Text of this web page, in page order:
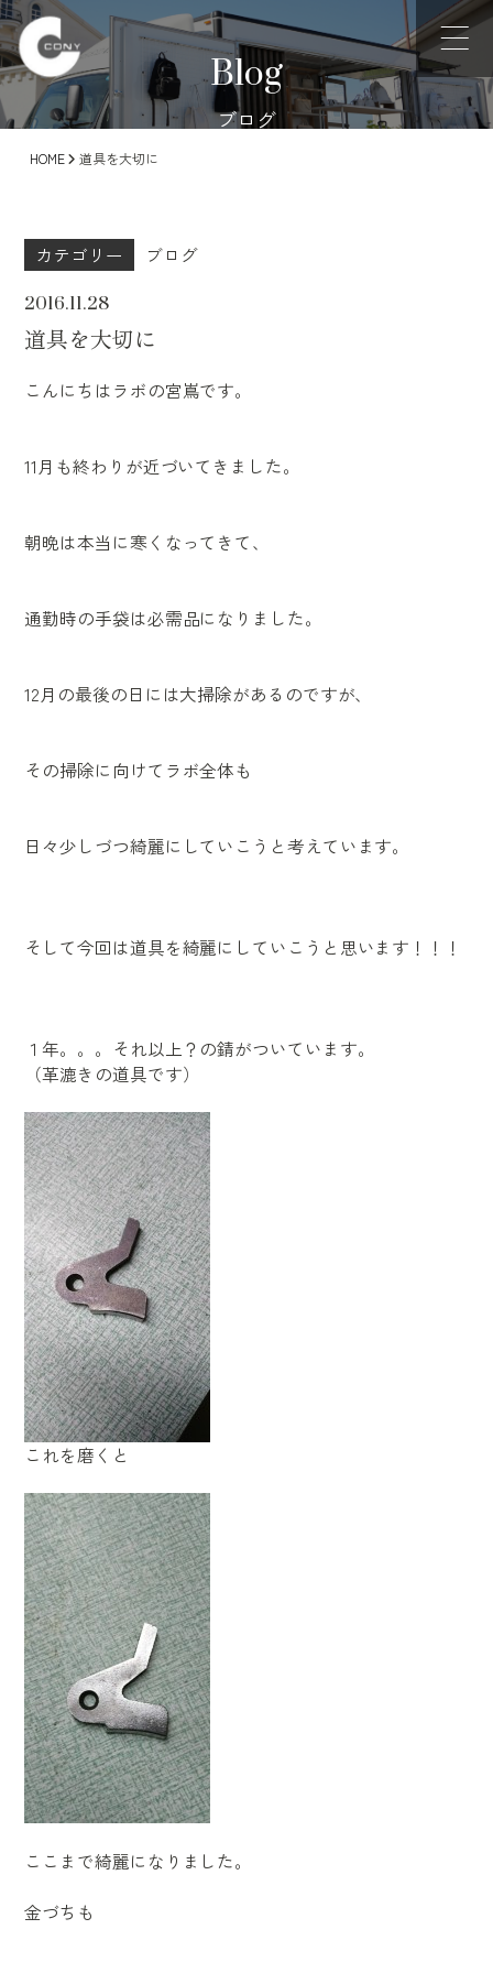
Blog
ブログ
HOME 道具を大切に
カテゴリー ブログ
2016.11.28
道具を大切に
こんにちはラボの宮嶌です。
11月も終わりが近づいてきました。
朝晩は本当に寒くなってきて、
通勤時の手袋は必需品になりました。
12月の最後の日には大掃除があるのですが、
その掃除に向けてラボ全体も
日々少しづつ綺麗にしていこうと考えています。
そして今回は道具を綺麗にしていこうと思います！！！
１年。。。それ以上？の錆がついています。
（革漉きの道具です）
これを磨くと
ここまで綺麗になりました。
金づちも